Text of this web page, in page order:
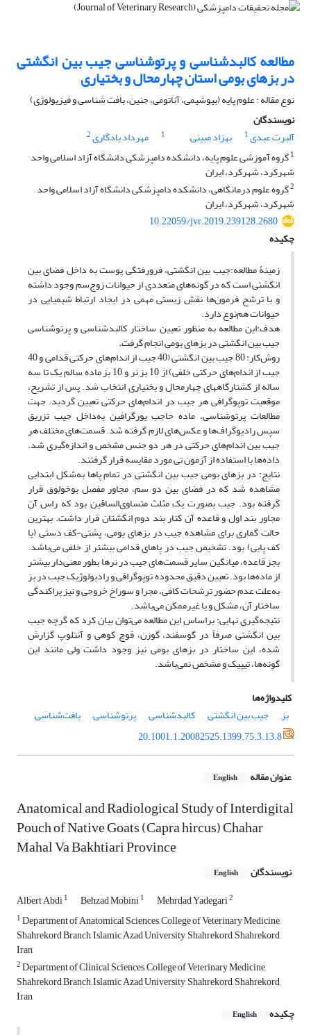
مطالعه کالبدشناسی و پرتوشناسی جیب بین انگشتی
در بزهای بومی استان چهارمحال و بختیاری
نوع مقاله : علوم پایه (بیوشیمی، آناتومی، جنین، بافت شناسی و فیزیولوژی)
نویسندگان
آلبرت عبدی1 بهزاد مبینی 1 مهرداد یادگاری2
1گروه آموزشی علوم پایه، دانشکده دامپزشکی دانشگاه آزاد اسلامی واحد
شهرکرد، شهرکرد، ایران
2گروه علوم درمانگاهی، دانشکده دامپزشکی دانشگاه آزاد اسلامی واحد
شهرکرد، شهرکرد، ایران
10.22059/jvr.2019.239128.2680
چکیده
زمینۀ مطالعه:جیب بین انگشتی، فرورفتگی پوست به داخل فضای بین
انگشتی است که در گونه‌های متعددی از حیوانات زوج‌سم وجود داشته
و با ترشح فرمون‌ها نقش زیستی مهمی در ایجاد ارتباط شیمیایی در
حیوانات هم‌نوع دارد.
هدف:این مطالعه به منظور تعیین ساختار کالبدشناسی و پرتوشناسی
جیب بین انگشتی در بزهای بومی انجام گرفت.
روش‌کار: 80 جیب بین انگشتی (40 جیب از اندام‌های حرکتی قدامی و 40
جیب از اندام‌های حرکتی خلفی) از 10 بز نر و 10 بز ماده سالم یک تا سه
ساله از کشتارگاه‎های چهارمحال و بختیاری انتخاب شد. پس از تشریح،
موقعیت توپوگرافی هر جیب در اندام‌های حرکتی تعیین گردید. جهت
مطالعات پرتوشناسی، ماده حاجب یورگرافین به‌داخل جیب تزریق
سپس رادیوگراف‌ها و عکس‌های لازم گرفته شد. قسمت‌های مختلف هر
جیب بین اندام‌های حرکتی در هر دو جنس مشخص و اندازه‌گیری شد.
داده‌ها با استفاده از آزمون تی مورد مقایسه قرار گرفتند.
نتایج: در بزهای بومی جیب بین انگشتی در تمام پاها به‌شکل ابتدایی
مشاهده شد که در فضای بین دو سم، مجاور مفصل بوخولوق قرار
گرفته بود. جیب بصورت یک مثلث متساوی‌الساقین بود که راس آن
مجاور بند اول و قاعده آن کنار بند دوم انگشتان قرار داشت. بهترین
حالت گماری برای مشاهده جیب در بزهای بومی، پشتی-کف دستی (یا
کف پایی) بود. تشخیص جیب در پاهای قدامی بیشتر از خلفی می‌باشد.
بجز قاعده، میانگین سایر قسمت‌های جیب در نرها بطور معنی‌دار بیشتر
از ماده‌ها بود. تعیین دقیق محدوده توپوگرافی و رادیولوژیک جیب در بز
به‌علت عدم حضور ترشحات کافی، مجرا و سوراخ خروجی و نیز پراکندگی
ساختار آن، مشکل و یا غیرممکن می‌باشد.
نتیجه‌گیری نهایی: براساس این مطالعه می‌توان بیان کرد که گرچه جیب
بین انگشتی صرفاً در گوسفند، گوزن، قوچ کوهی و آنتلوپ گزارش
شده، این ساختار در بزهای بومی نیز وجود داشت ولی مانند این
گونه‌ها، تیپیک و مشخص نمی‌باشد.
کلیدواژه‌ها
بز
جیب بین انگشتی کالبدشناسی پرتوشناسی
بافت‌شناسی
20.1001.1.20082525.1399.75.3.13.8
عنوان مقاله English
Anatomical and Radiological Study of Interdigital
Pouch of Native Goats (Capra hircus) Chahar
Mahal Va Bakhtiari Province
نویسندگان English
Albert Abdi1 Behzad Mobini1 Mehrdad Yadegari2
1Department of Anatomical Sciences, College of Veterinary Medicine,
Shahrekord Branch, Islamic Azad University, Shahrekord, Shahrekord,
Iran
2Department of Clinical Sciences, College of Veterinary Medicine,
Shahrekord Branch, Islamic Azad University, Shahrekord, Shahrekord,
Iran
چکیده
English